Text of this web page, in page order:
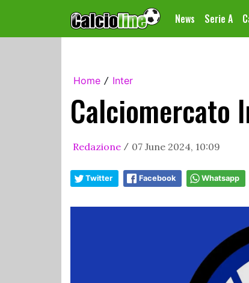
News Serie A
Home / Inter
Calciomercato
Redazione / 07 June 2024, 10:09
Twitter Facebook Whatsapp